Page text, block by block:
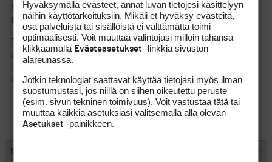
Noniin, palataanpa taas vanhaan viestiin. Tuossa väitteessä ei
tosiaan ollut mitään tolkkua.
Tietenkin pelaajalle tulee rangaistus pallon liikuttamisesta
alkuperäisessä casessa ja sen lisäksi rankut liikkuvan pallon
lyömisestä. Mutta siitä eteenpäin seuraamuksien pitää olla
samat riippumatta palloon osumisesta.
16.10.2010 11:34:00 ILMOITA ASIATON VIESTI
Hyväksymällä evästeet, annat luvan tietojesi käsittelyyn
näihin käyttötarkoituksiin. Mikäli et hyväksy evästeitä,
osa palveluista tai sisällöistä ei välttämättä toimi
optimaalisesti. Voit muuttaa valintojasi milloin tahansa
klikkaamalla Evästeasetukset -linkkiä sivuston
alareunassa.
Jotkin teknologiat saattavat käyttää tietojasi myös ilman
suostumustasi, jos niillä on siihen oikeutettu peruste
(esim. sivun tekninen toimivuus). Voit vastustaa tätä tai
muuttaa kaikkia asetuksiasi valitsemalla alla olevan
Asetukset -painikkeen.